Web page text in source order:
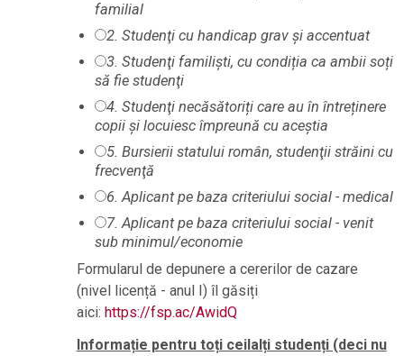
familial
2. Studenţi cu handicap grav şi accentuat
3. Studenţi familiști, cu condiția ca ambii soți
să fie studenţi
4. Studenţi necăsătoriți care au în întreținere
copii şi locuiesc împreună cu aceștia
5. Bursierii statului român, studenţii străini cu
frecvenţă
6. Aplicant pe baza criteriului social - medical
7. Aplicant pe baza criteriului social - venit
sub minimul/economie
Formularul de depunere a cererilor de cazare
(nivel licență - anul I) îl găsiți
aici: https://fsp.ac/AwidQ
Informație pentru toți ceilalți studenți (deci nu